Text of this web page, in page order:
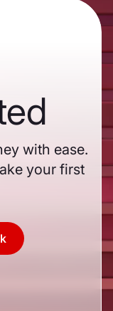
with ease.
your first